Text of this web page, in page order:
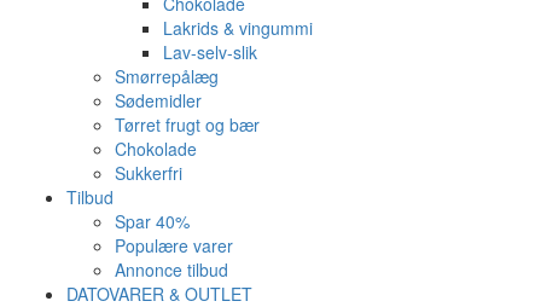
Lakrids & vingummi
Lav-selv-slik
Smørrepålæg
Sødemidler
Tørret frugt og bær
Chokolade
Sukkerfri
Tilbud
Spar 40%
Populære varer
Annonce tilbud
DATOVARER & OUTLET